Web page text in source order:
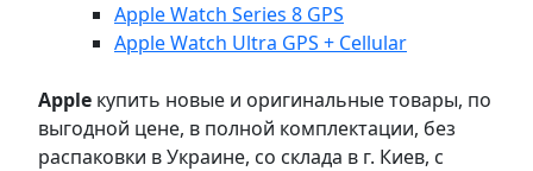
Apple Watch Series 8 GPS
Apple Watch Ultra GPS + Cellular
Apple купить новые и оригинальные товары, по
выгодной цене, в полной комплектации, без
распаковки в Украине, со склада в г. Киев, с